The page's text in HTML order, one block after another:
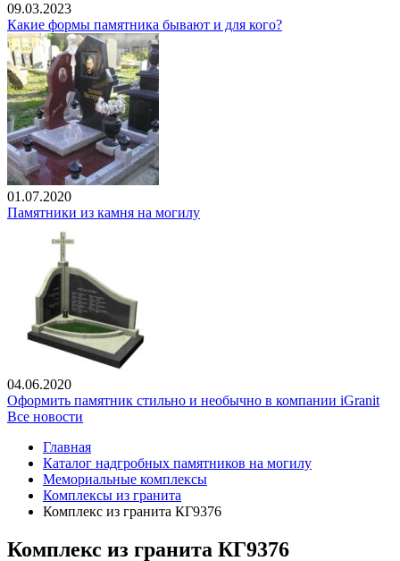
09.03.2023
Какие формы памятника бывают и для кого?
01.07.2020
Памятники из камня на могилу
04.06.2020
Оформить памятник стильно и необычно в компании iGranit
Все новости
Главная
Каталог надгробных памятников на могилу
Мемориальные комплексы
Комплексы из гранита
Комплекс из гранита КГ9376
Комплекс из гранита КГ9376